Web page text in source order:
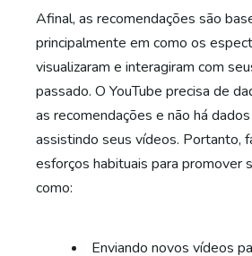
Afinal, as recomendações são
principalmente em como os
visualizaram e interagiram com
passado. O YouTube precisa de
as recomendações e não há
assistindo seus vídeos. Portanto,
esforços habituais para promover
como:
Enviando novos vídeos